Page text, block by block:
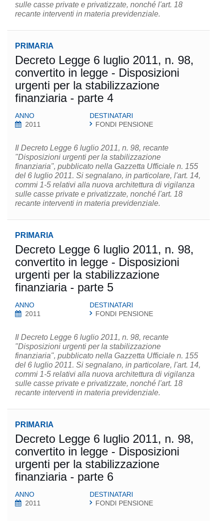
sulle casse private e privatizzate, nonché l'art. 18
recante interventi in materia previdenziale.
PRIMARIA
Decreto Legge 6 luglio 2011, n. 98,
convertito in legge - Disposizioni
urgenti per la stabilizzazione
finanziaria - parte 4
ANNO
2011
DESTINATARI
FONDI PENSIONE
Il Decreto Legge 6 luglio 2011, n. 98, recante
"Disposizioni urgenti per la stabilizzazione
finanziaria", pubblicato nella Gazzetta Ufficiale n. 155
del 6 luglio 2011. Si segnalano, in particolare, l'art. 14,
commi 1-5 relativi alla nuova architettura di vigilanza
sulle casse private e privatizzate, nonché l'art. 18
recante interventi in materia previdenziale.
PRIMARIA
Decreto Legge 6 luglio 2011, n. 98,
convertito in legge - Disposizioni
urgenti per la stabilizzazione
finanziaria - parte 5
ANNO
2011
DESTINATARI
FONDI PENSIONE
Il Decreto Legge 6 luglio 2011, n. 98, recante
"Disposizioni urgenti per la stabilizzazione
finanziaria", pubblicato nella Gazzetta Ufficiale n. 155
del 6 luglio 2011. Si segnalano, in particolare, l'art. 14,
commi 1-5 relativi alla nuova architettura di vigilanza
sulle casse private e privatizzate, nonché l'art. 18
recante interventi in materia previdenziale.
PRIMARIA
Decreto Legge 6 luglio 2011, n. 98,
convertito in legge - Disposizioni
urgenti per la stabilizzazione
finanziaria - parte 6
ANNO
2011
DESTINATARI
FONDI PENSIONE